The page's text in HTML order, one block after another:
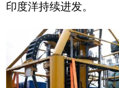
印度洋持续进发。